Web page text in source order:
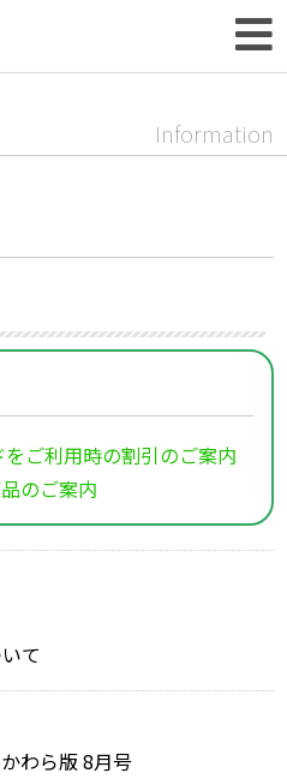
Information
ご利用時の割引のご案内
のご案内
て
わら版 8月号